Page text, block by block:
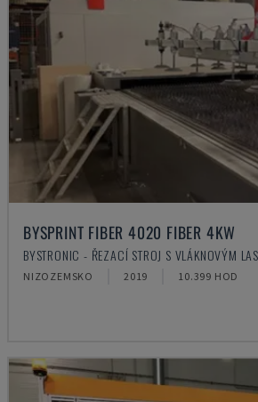
BYSPRINT FIBER 4020 FIBER 4KW
BYSTRONIC - ŘEZACÍ STROJ S VLÁKNOVÝM
NIZOZEMSKO 2019 10.399 HOD